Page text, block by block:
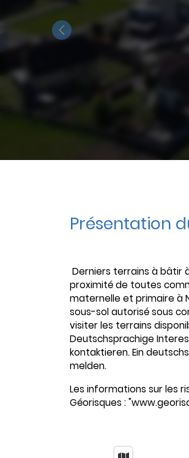
Previous
Présentation
Derniers terrains à bâtir
proximité de toutes
maternelle et primaire à
sous-sol autorisé sous
visiter les terrains
Deutschsprachige
kontaktieren. Ein
melden.
Les informations sur les
Géorisques :